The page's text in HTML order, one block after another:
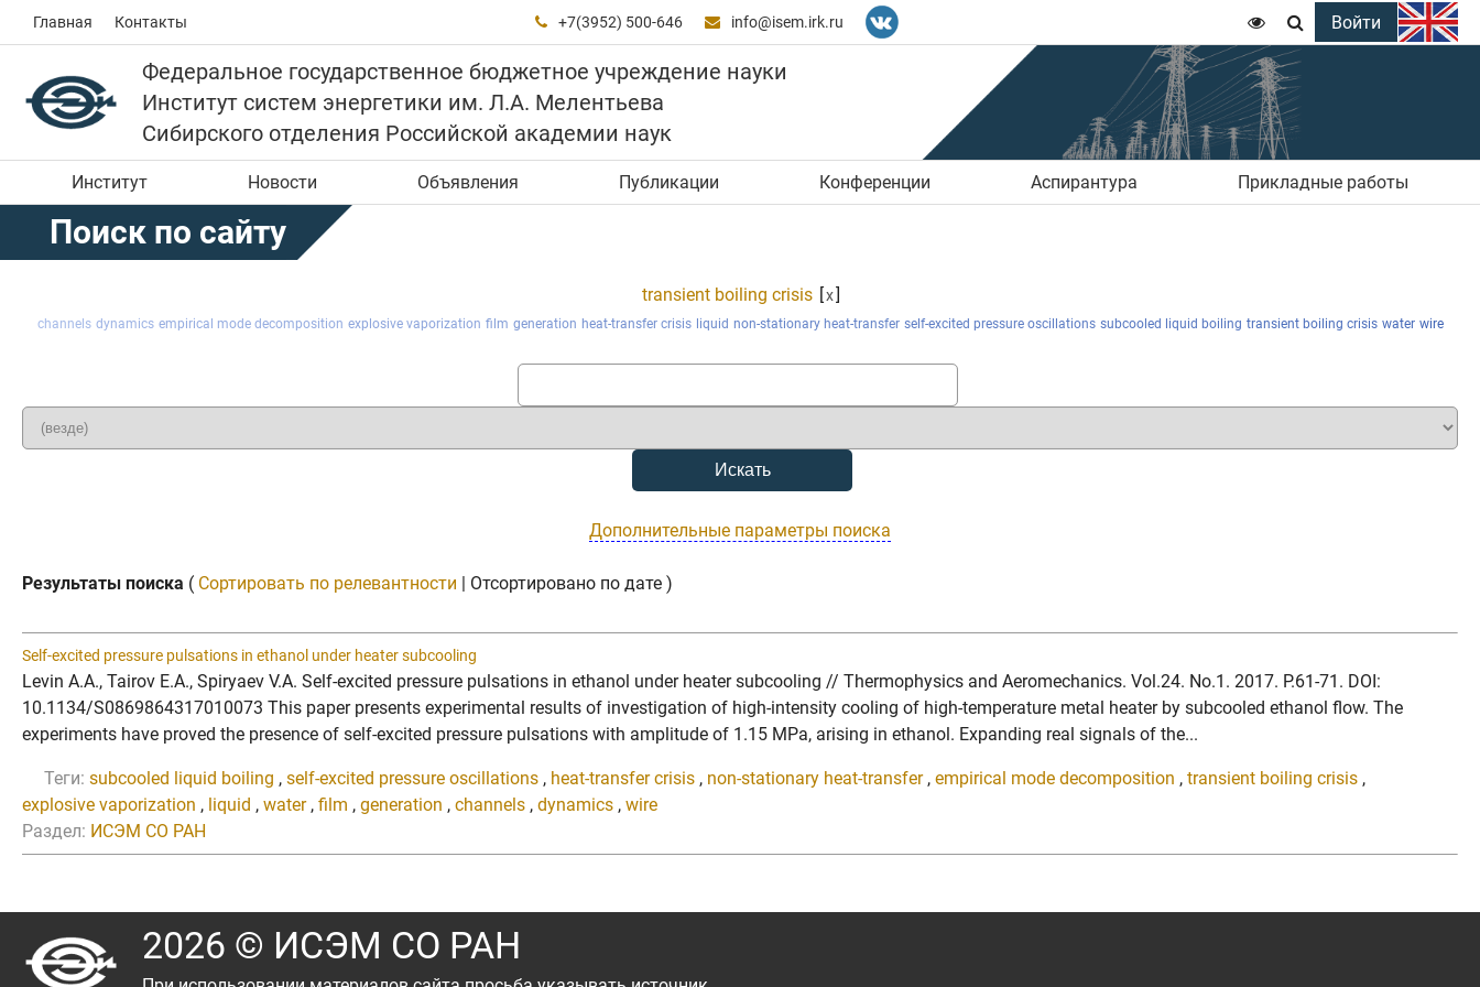
Главная Контакты  +7(3952) 500-646  info@isem.irk.ru   Войти
Федеральное государственное бюджетное учреждение науки
Институт систем энергетики им. Л.А. Мелентьева
Сибирского отделения Российской академии наук
Институт Новости Объявления Публикации Конференции Аспирантура Прикладные работы
Поиск по сайту
transient boiling crisis [x]
channels dynamics empirical mode decomposition explosive vaporization film generation heat-transfer crisis liquid non-stationary heat-transfer self-excited pressure oscillations subcooled liquid boiling transient boiling crisis water wire
Дополнительные параметры поиска
Результаты поиска ( Сортировать по релевантности | Отсортировано по дате )
Self-excited pressure pulsations in ethanol under heater subcooling
Levin A.A., Tairov E.A., Spiryaev V.A. Self-excited pressure pulsations in ethanol under heater subcooling // Thermophysics and Aeromechanics. Vol.24. No.1. 2017. P.61-71. DOI:
10.1134/S0869864317010073 This paper presents experimental results of investigation of high-intensity cooling of high-temperature metal heater by subcooled ethanol flow. The
experiments have proved the presence of self-excited pressure pulsations with amplitude of 1.15 MPa, arising in ethanol. Expanding real signals of the...
Теги: subcooled liquid boiling , self-excited pressure oscillations , heat-transfer crisis , non-stationary heat-transfer, empirical mode decomposition , transient boiling crisis ,
explosive vaporization , liquid , water, film , generation , channels , dynamics , wire
Раздел: ИСЭМ СО РАН
2026 © ИСЭМ СО РАН